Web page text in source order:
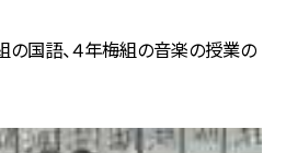
の国語、４年梅組の音楽の授業の